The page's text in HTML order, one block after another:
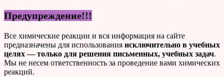
Предупреждение!!!
Все химические реакции и вся информация на сайте
предназначены для использования исключительно в учебных
целях — только для решения письменных, учебных задач.
Мы не несем ответственность за проведение вами химических
реакций.